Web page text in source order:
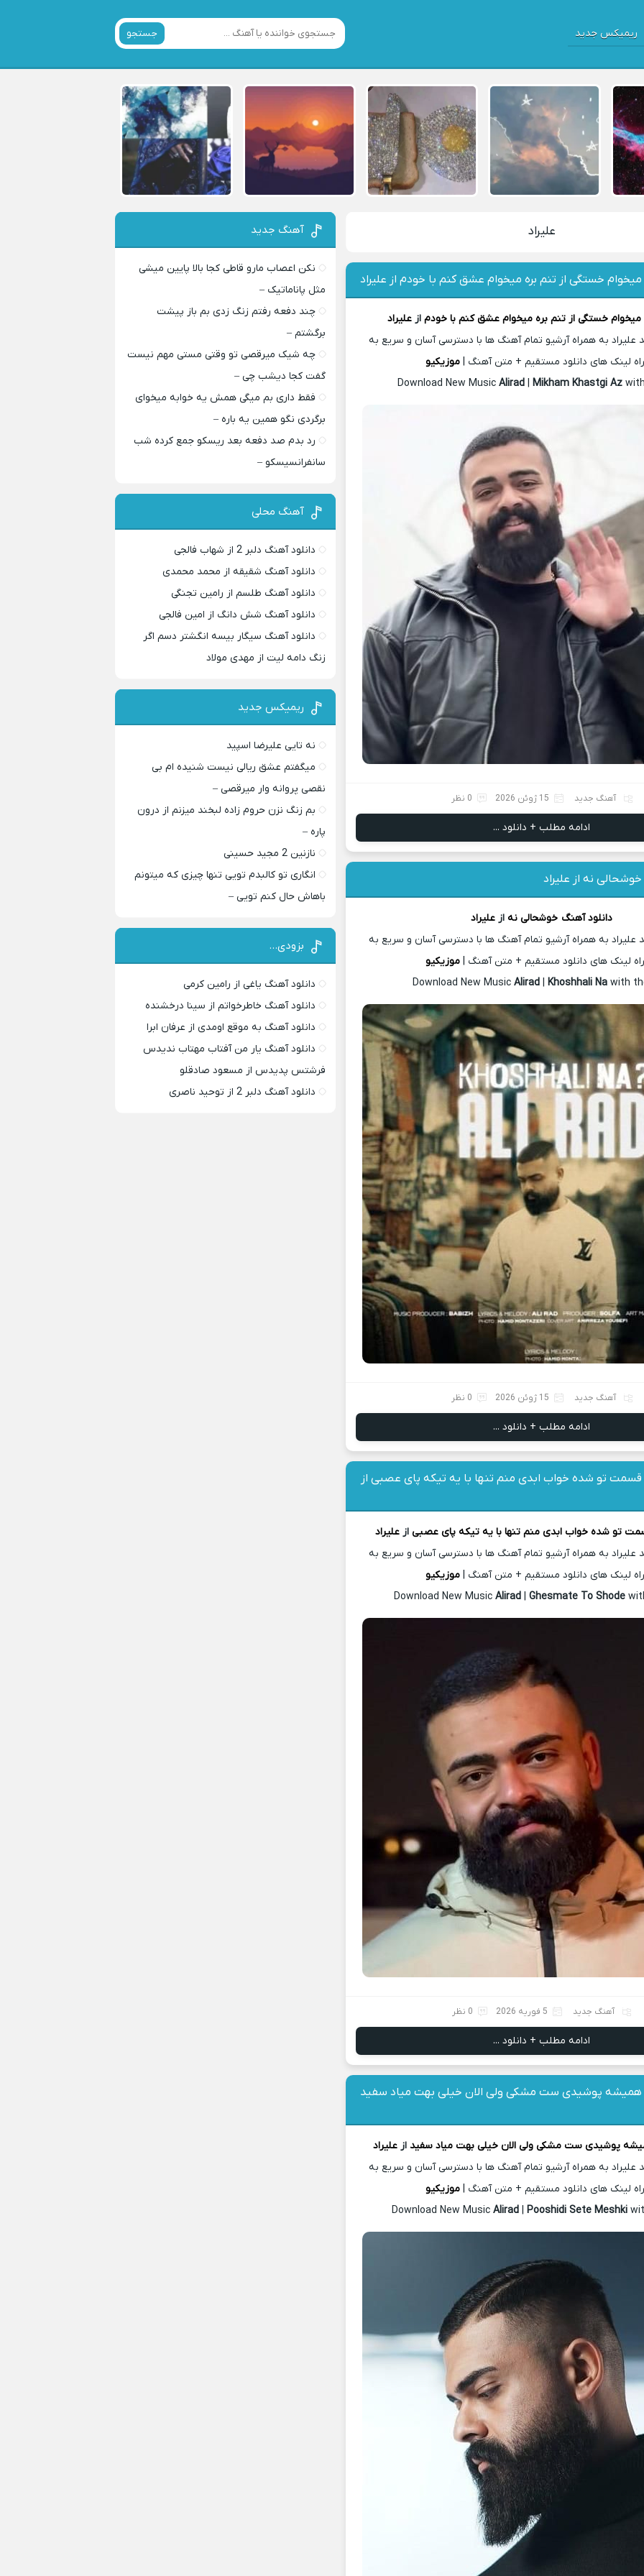
ریمیکس جدید جستجو
علیراد
خستگی از تنم بره میخوام عشق کنم با خودم از علیراد
میخوام خستگی از تنم بره میخوام عشق کنم با خودم از علیراد
علیراد به همراه آرشیو تمام آهنگ ها با دسترسی آسان و سریع به
لینک های دانلود مستقیم + متن آهنگ | موزیکیو
Download New Music Alirad| Mikham Khastgi Az
آهنگ جدید 15 ژوئن 2026 0 نظر
ادامه مطلب + دانلود ...
نه از علیراد
دانلود آهنگ خوشحالی نه از علیراد
علیراد به همراه آرشیو تمام آهنگ ها با دسترسی آسان و سریع به
لینک های دانلود مستقیم + متن آهنگ | موزیکیو
Download New Music Alirad| Khoshhali Na with
آهنگ جدید 15 ژوئن 2026 0 نظر
ادامه مطلب + دانلود ...
قسمت تو شده خواب ابدی منم تنها با یه تیکه پای عصبی از
تو شده خواب ابدی منم تنها با یه تیکه پای عصبی ازعلیراد
علیراد به همراه آرشیو تمام آهنگ ها با دسترسی آسان و سریع به
لینک های دانلود مستقیم + متن آهنگ | موزیکیو
Download New MusicAlirad |Ghesmate To Shode
آهنگ جدید 5 فوریه 2026 0 نظر
ادامه مطلب + دانلود ...
همیشه پوشیدی ست مشکی ولی الان خیلی بهت میاد سفید
پوشیدی ست مشکی ولی الان خیلی بهت میاد سفید از علیراد
علیراد به همراه آرشیو تمام آهنگ ها با دسترسی آسان و سریع به
لینک های دانلود مستقیم + متن آهنگ | موزیکیو
Download New MusicAlirad |Pooshidi Sete Meshki
آهنگ جدید
نکن اعصاب مارو قاطی کجا بالا پایین میشی
مثل پاناماتیک –
چند دفعه رفتم زنگ زدی بم باز پیشت
برگشتم –
چه شیک میرقصی تو وقتی مستی مهم نیست
گفت کجا دیشب چی –
فقط داری بم میگی همش یه خوابه میخوای
برگردی نگو همین یه باره –
رد بدم صد دفعه بعد ریسکو جمع کرده شب
سانفرانسیسکو –
آهنگ محلی
دانلود آهنگ دلبر 2 از شهاب فالجی
دانلود آهنگ شقیقه از محمد محمدی
دانلود آهنگ طلسم از رامین تجنگی
دانلود آهنگ شش دانگ از امین فالجی
دانلود آهنگ سیگار بیسه انگشتر دسم اگر
زنگ دامه لیت از مهدی مولاد
ریمیکس جدید
نه تایی علیرضا اسپید
میگفتم عشق ریالی نیست شنیده ام بی
نقصی پروانه وار میرقصی –
بم زنگ نزن حروم زاده لبخند میزنم از درون
پاره –
نازنین 2 مجید حسینی
انگاری تو کالبدم تویی تنها چیزی که میتونم
باهاش حال کنم تویی –
بزودی…
دانلود آهنگ یاغی از رامین کرمی
دانلود آهنگ خاطرخواتم از سینا درخشنده
دانلود آهنگ به موقع اومدی از عرفان ابرا
دانلود آهنگ یار من آفتاب مهتاب ندیدس
فرشتس پدیدس از مسعود صادقلو
دانلود آهنگ دلبر 2 از توحید ناصری